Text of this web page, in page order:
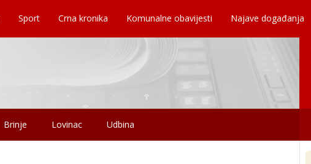
Sport Crna kronika Komunalne obavijesti Najave događanja
Brinje Lovinac Udbina